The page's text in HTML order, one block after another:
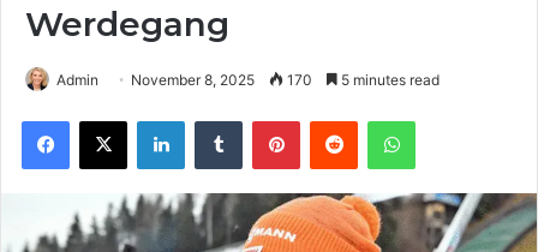
Werdegang
Admin November 8, 2025 170 5 minutes read
Facebook
X LinkedInTumblr PinterestReddit WhatsApp